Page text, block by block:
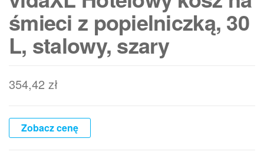
śmieci z popielniczką, 30
L, stalowy, szary
354,42 zł
Zobacz cenę